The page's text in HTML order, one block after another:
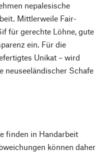
nepalesische
Mittlerweile Fair-
für gerechte Löhne, gute
ein. Für die
Unikat – wird
neuseeländischer Schafe
finden in Handarbeit
können daher